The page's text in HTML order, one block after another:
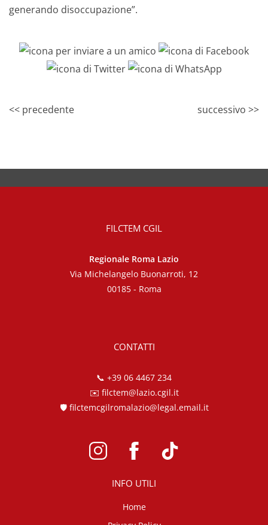
generando disoccupazione”.
<< precedente successivo >>
FILCTEM CGIL
Regionale Roma Lazio
Via Michelangelo Buonarroti, 12
00185 - Roma
CONTATTI
📞 +39 06 4467 234
✉️ filctem@lazio.cgil.it
🛡️ filctemcgilromalazio@legal.email.it
INFO UTILI
Home